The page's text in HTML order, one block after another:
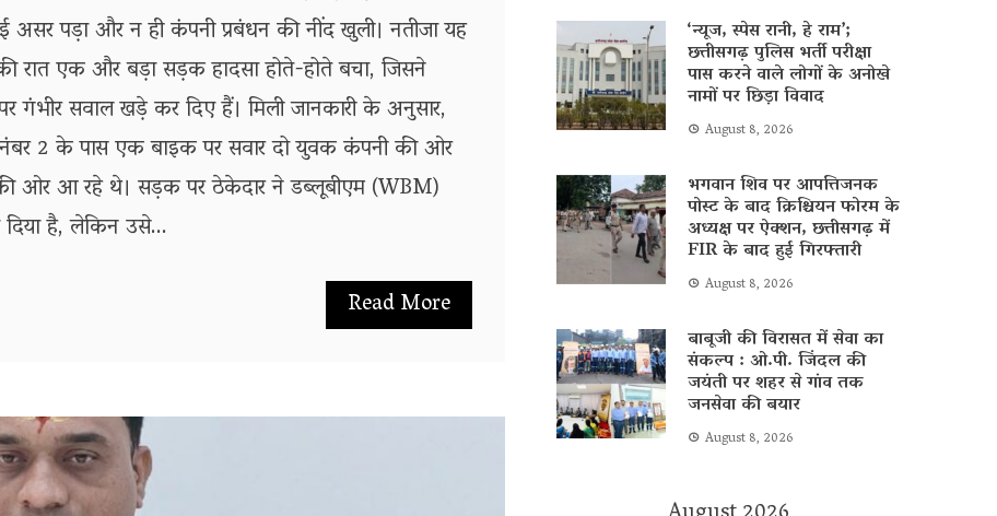
पड़ा और न ही कंपनी प्रबंधन की नींद खुली। नतीजा यह
रात एक और बड़ा सड़क हादसा होते-होते बचा, जिसने
गंभीर सवाल खड़े कर दिए हैं। मिली जानकारी के अनुसार,
2 के पास एक बाइक पर सवार दो युवक कंपनी की ओर
की ओर आ रहे थे। सड़क पर ठेकेदार ने डब्लूबीएम (WBM)
है, लेकिन उसे...
Read More
‘न्यूज, स्पेस रानी, ​​हे राम’;
छत्तीसगढ़ पुलिस भर्ती परीक्षा
पास करने वाले लोगों के अनोखे
नामों पर छिड़ा विवाद
August 8, 2026
भगवान शिव पर आपत्तिजनक
पोस्ट के बाद क्रिश्चियन फोरम के
अध्यक्ष पर ऐक्शन, छत्तीसगढ़ में
FIR के बाद हुई गिरफ्तारी
August 8, 2026
बाबूजी की विरासत में सेवा का
संकल्प : ओ.पी. जिंदल की
जयंती पर शहर से गांव तक
जनसेवा की बयार
August 8, 2026